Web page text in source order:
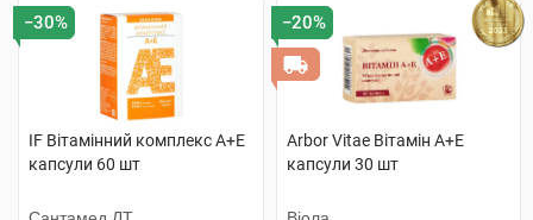
−30%
IF Вітамінний комплекс А+Е
капсули 60 шт
−20%
Arbor Vitae Вітамін A+Е
капсули 30 шт